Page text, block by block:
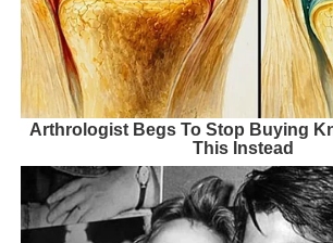
Arthrologist Begs To Stop Buying
This Instead